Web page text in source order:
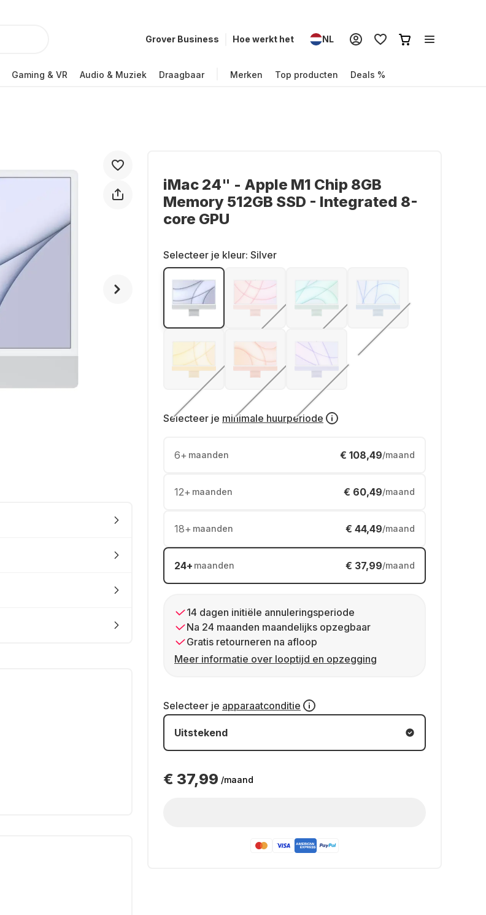
Grover Business Hoe werkt het NL
Gaming & VR Audio & Muziek Draagbaar Merken Top producten Deals %
iMac 24" - Apple M1 Chip 8GB
Memory 512GB SSD - Integrated 8-
core GPU
Selecteer je kleur: Silver
Selecteer je minimale huurperiode
6+ maanden € 108,49/maand
12+ maanden € 60,49/maand
18+ maanden € 44,49/maand
24+ maanden € 37,99/maand
14 dagen initiële annuleringsperiode
Na 24 maanden maandelijks opzegbaar
Gratis retourneren na afloop
Meer informatie over looptijd en opzegging
Selecteer je apparaatconditie
Uitstekend
€ 37,99 /maand